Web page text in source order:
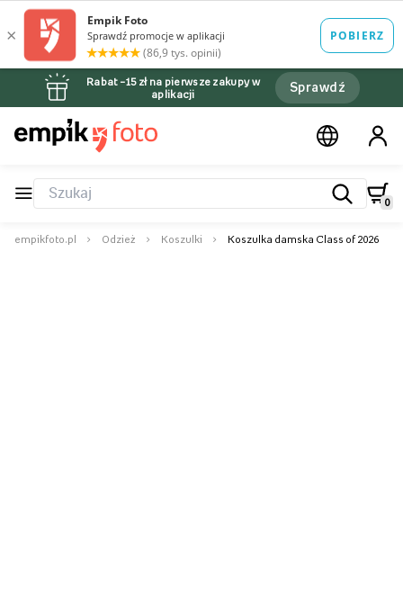
Rabat –15 zł na pierwsze zakupy w
aplikacji
Sprawdź
0
empikfoto.pl Odzież Koszulki Koszulka damska Class of 2026